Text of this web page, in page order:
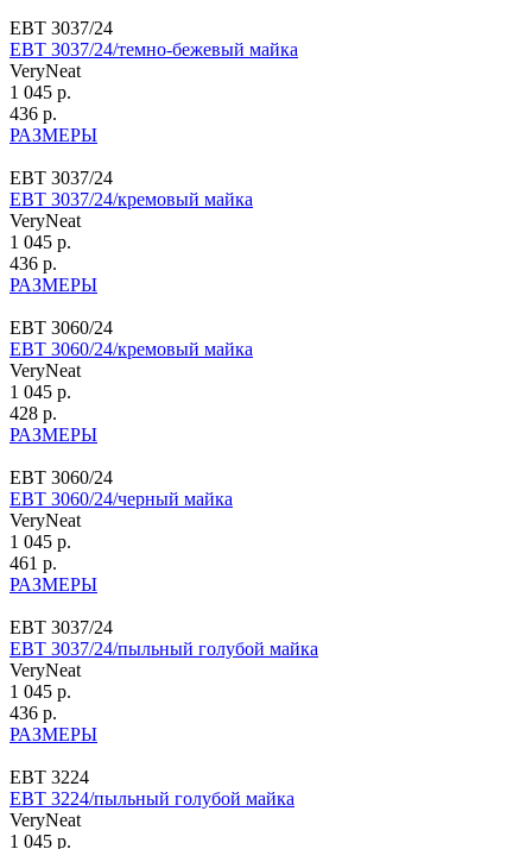
ЕВТ 3037/24
ЕВТ 3037/24/темно-бежевый майка
VeryNeat
1 045 р.
436 р.
РАЗМЕРЫ
ЕВТ 3037/24
ЕВТ 3037/24/кремовый майка
VeryNeat
1 045 р.
436 р.
РАЗМЕРЫ
ЕВТ 3060/24
ЕВТ 3060/24/кремовый майка
VeryNeat
1 045 р.
428 р.
РАЗМЕРЫ
ЕВТ 3060/24
ЕВТ 3060/24/черный майка
VeryNeat
1 045 р.
461 р.
РАЗМЕРЫ
ЕВТ 3037/24
ЕВТ 3037/24/пыльный голубой майка
VeryNeat
1 045 р.
436 р.
РАЗМЕРЫ
ЕВТ 3224
ЕВТ 3224/пыльный голубой майка
VeryNeat
1 045 р.